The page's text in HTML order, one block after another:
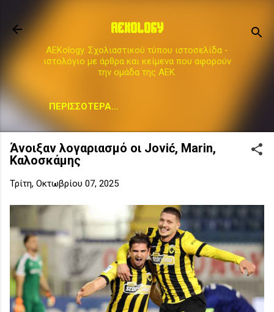
AEKOLOGY
AEKology. Σχολιαστικού τύπου ιστοσελίδα -
ιστολόγιο με άρθρα και κείμενα που αφορούν
την ομάδα της ΑΕΚ.
ΠΕΡΙΣΣΌΤΕΡΑ…
Άνοιξαν λογαριασμό οι Jović, Marin,
Καλοσκάμης
Τρίτη, Οκτωβρίου 07, 2025